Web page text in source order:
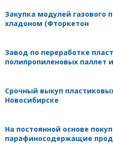
Закупка модулей газового
хладоном (Фторкетон
Завод по переработке
полипропиленовых паллет
Срочный выкуп
Новосибирске
На постоянной основе
парафиносодержащие